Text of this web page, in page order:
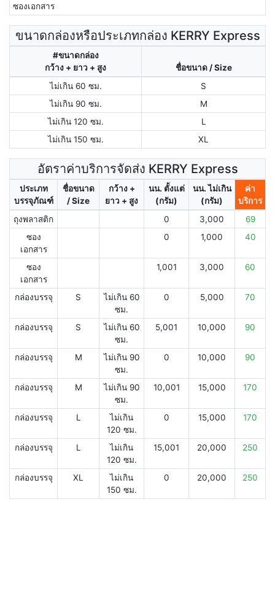
ซองเอกสาร
ขนาดกล่องหรือประเภทกล่อง KERRY Express
#ขนาดกล่อง
กว้าง + ยาว + สูง
ชื่อขนาด / Size
ไม่เกิน 60 ซม.
S
ไม่เกิน 90 ซม.
M
ไม่เกิน 120 ซม.
L
ไม่เกิน 150 ซม.
XL
อัตราค่าบริการจัดส่ง KERRY Express
ประเภท
บรรจุภัณฑ์
ชื่อขนาด
/ Size
กว้าง +
ยาว + สูง
นน. ตั้งแต่
(กรัม)
นน. ไม่เกิน
(กรัม)
ค่า
บริการ
ถุงพลาสติก
0 3,000
69
ซอง
เอกสาร
0 1,000 40
ซอง
เอกสาร
1,001 3,000 60
กล่องบรรจุ S
ไม่เกิน 60
ซม.
0 5,000 70
กล่องบรรจุ S
ไม่เกิน 60
ซม.
5,001 10,000 90
กล่องบรรจุ M
ไม่เกิน 90
ซม.
0 10,000 90
กล่องบรรจุ M
ไม่เกิน 90
ซม.
10,001 15,000 170
กล่องบรรจุ L
ไม่เกิน
120 ซม.
0 15,000 170
กล่องบรรจุ L
ไม่เกิน
120 ซม.
15,001 20,000 250
กล่องบรรจุ XL
ไม่เกิน
150 ซม.
0 20,000 250